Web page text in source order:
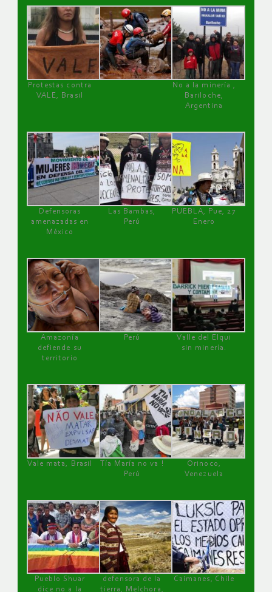
Protestas contra
VALE, Brasil
No a la minería ,
Bariloche,
Argentina
Defensoras
amenazadas en
México
Las Bambas,
Perú
PUEBLA, Pue, 27
Enero
Amazonía
defiende su
territorio
Perú
Valle del Elqui
sin minería.
Vale mata, Brasil
Tía María no va !
Perú
Orinoco,
Venezuela
Pueblo Shuar
dice no a la
defensora de la
tierra, Melchora,
Caimanes, Chile